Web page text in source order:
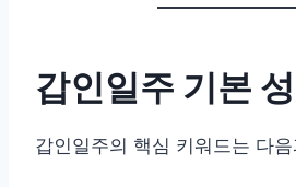
갑인일주 기본
갑인일주의 핵심 키워드는 다